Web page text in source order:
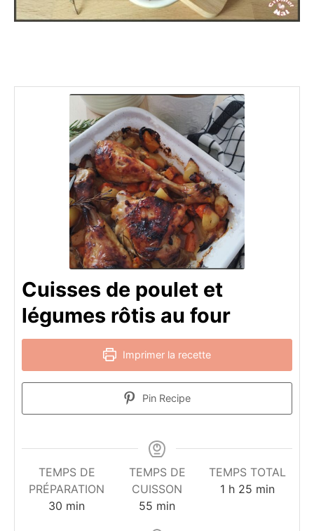
Cuisses de poulet et
légumes rôtis au four
Imprimer la recette
Pin Recipe
TEMPS DE
PRÉPARATION
30 minutes
min
TEMPS DE
CUISSON
55 minutes
min
TEMPS TOTAL
1heure
h 25minutes
min